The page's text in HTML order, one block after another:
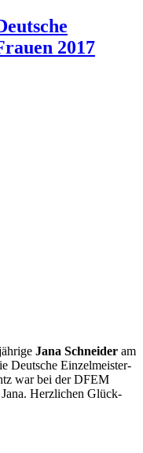
2017
Jana Schnei­der am
Deutsche Einzelmeister­
war bei der DFEM
Jana. Herzlichen Glück­